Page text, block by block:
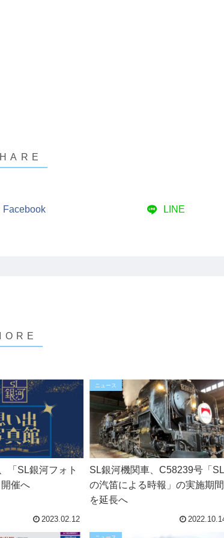
Facebook LINE
「SL銀河フォト
催へ
2023.02.12
ニュース
SL銀河機関車、C58239号「SL
の汽笛による時報」の実施期間
を延長へ